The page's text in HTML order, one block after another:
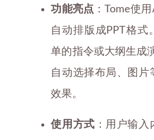
功能亮点 ：Tome使
自动排版成PPT格式
单的指令或大纲生成
自动选择布局、图片
效果。
使用方式 ：用户输